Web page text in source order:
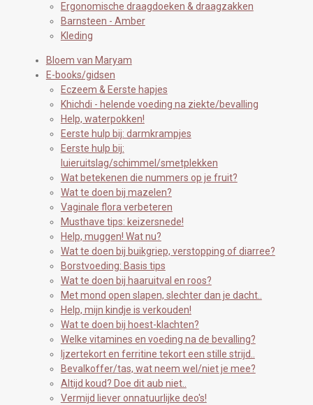
Ergonomische draagdoeken & draagzakken
Barnsteen - Amber
Kleding
Bloem van Maryam
E-books/gidsen
Eczeem & Eerste hapjes
Khichdi - helende voeding na ziekte/bevalling
Help, waterpokken!
Eerste hulp bij: darmkrampjes
Eerste hulp bij:
luieruitslag/schimmel/smetplekken
Wat betekenen die nummers op je fruit?
Wat te doen bij mazelen?
Vaginale flora verbeteren
Musthave tips: keizersnede!
Help, muggen! Wat nu?
Wat te doen bij buikgriep, verstopping of diarree?
Borstvoeding: Basis tips
Wat te doen bij haaruitval en roos?
Met mond open slapen, slechter dan je dacht..
Help, mijn kindje is verkouden!
Wat te doen bij hoest-klachten?
Welke vitamines en voeding na de bevalling?
Ijzertekort en ferritine tekort een stille strijd..
Bevalkoffer/tas, wat neem wel/niet je mee?
Altijd koud? Doe dit aub niet..
Vermijd liever onnatuurlijke deo's!